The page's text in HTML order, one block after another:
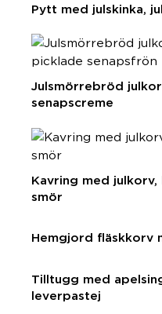
Pytt med julskinka,
Julsmörrebröd
senapscreme
Kavring med
smör
Hemgjord fläskkorv
Tilltugg med
leverpastej